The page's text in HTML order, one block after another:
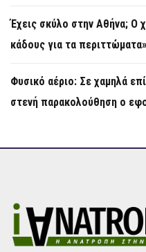
Έχεις σκύλο στην Αθήνα; Ο
κάδους για τα περιττώματα»
Φυσικό αέριο: Σε χαμηλά
στενή παρακολούθηση ο